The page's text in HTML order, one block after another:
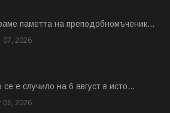
паметта на преподобномъченик...
07, 2026
се е случило на 6 август в исто...
06, 2026